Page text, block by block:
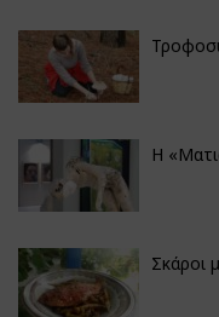
H
Σκάροι